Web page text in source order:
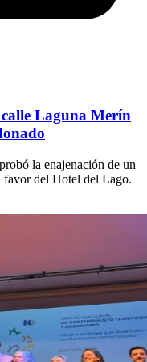
calle Laguna Merín
la enajenación de un
favor del Hotel del Lago.